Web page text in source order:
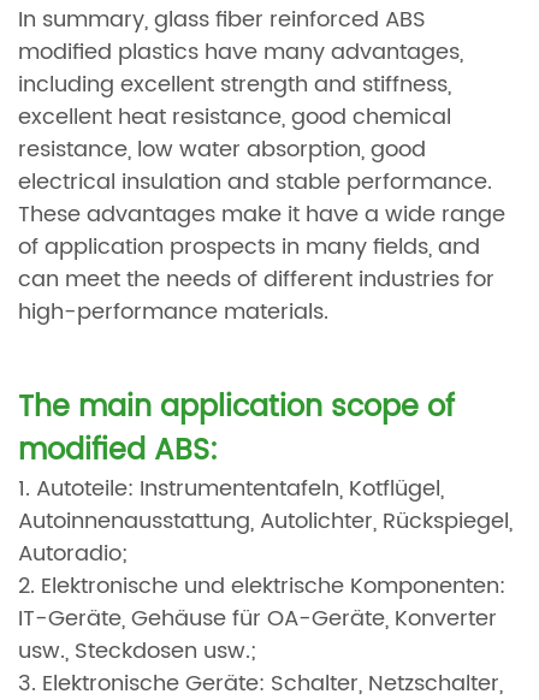
In summary, glass fiber reinforced ABS
modified plastics have many advantages,
including excellent strength and stiffness,
excellent heat resistance, good chemical
resistance, low water absorption, good
electrical insulation and stable performance.
These advantages make it have a wide range
of application prospects in many fields, and
can meet the needs of different industries for
high-performance materials.
The main application scope of
modified ABS:
1. Autoteile: Instrumententafeln, Kotflügel,
Autoinnenausstattung, Autolichter, Rückspiegel,
Autoradio;
2. Elektronische und elektrische Komponenten:
IT-Geräte, Gehäuse für OA-Geräte, Konverter
usw., Steckdosen usw.;
3. Elektronische Geräte: Schalter, Netzschalter,